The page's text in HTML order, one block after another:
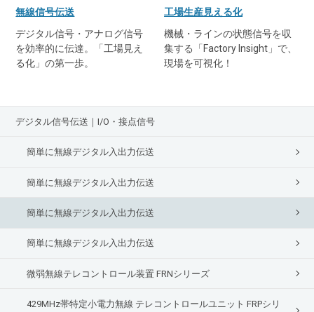
無線信号伝送
デジタル信号・アナログ信号
を効率的に伝達。「工場見え
る化」の第一歩。
工場生産見える化
機械・ラインの状態信号を収
集する「Factory Insight」で、
現場を可視化！
デジタル信号伝送｜I/O・接点信号
簡単に無線デジタル入出力伝送
簡単に無線デジタル入出力伝送
簡単に無線デジタル入出力伝送
簡単に無線デジタル入出力伝送
微弱無線テレコントロール装置 FRNシリーズ
429MHz帯特定小電力無線 テレコントロールユニット FRPシリ